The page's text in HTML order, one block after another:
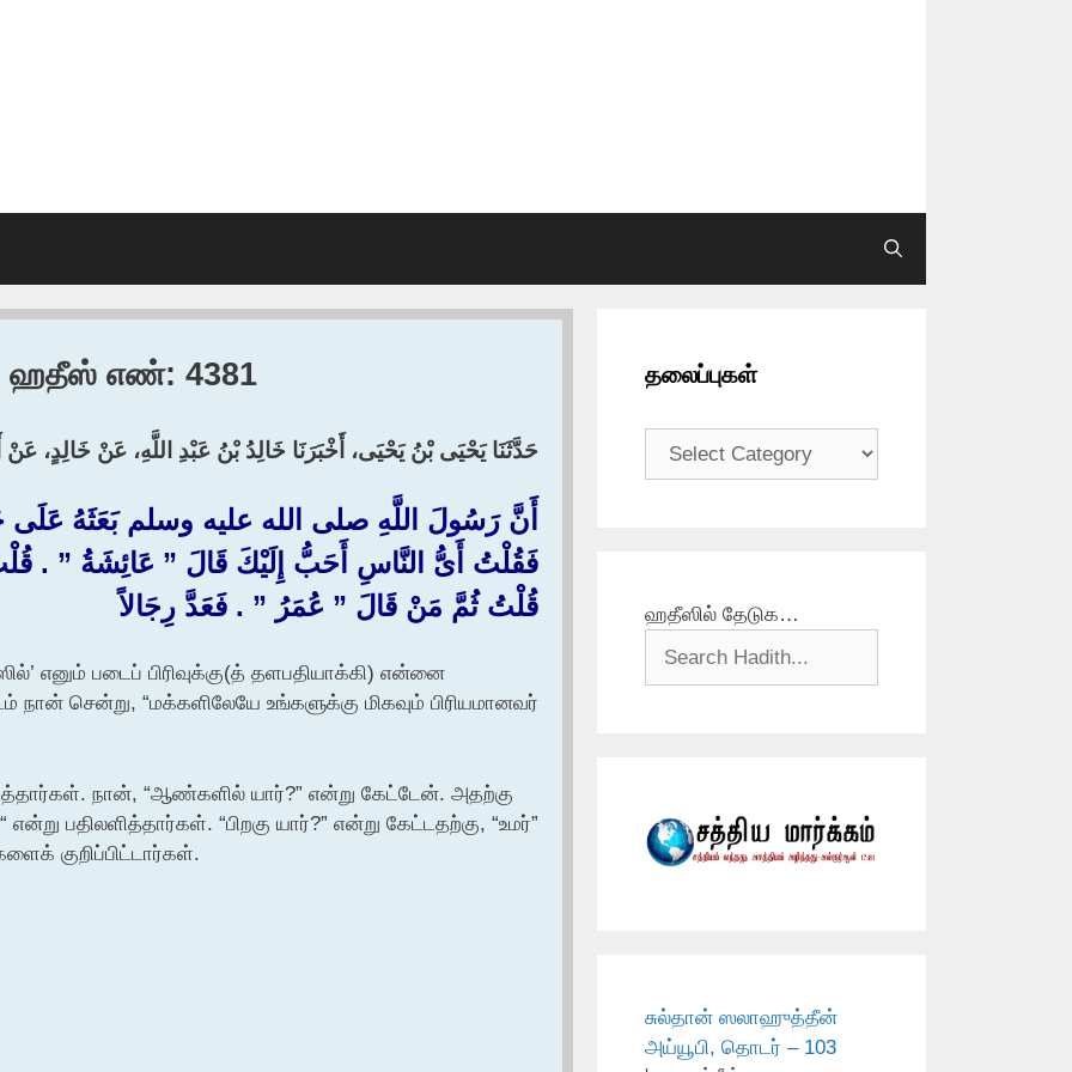
ஹதீஸ் எண்: 4381
حَدَّثَنَا يَحْيَى بْنُ يَحْيَى، أَخْبَرَنَا خَالِدُ بْنُ عَبْدِ اللَّهِ، عَنْ خَالِدٍ،
أَنَّ رَسُولَ اللَّهِ صلى الله عليه وسلم بَعَثَهُ
فَقُلْتُ أَىُّ النَّاسِ أَحَبُّ إِلَيْكَ قَالَ ‏”‏ عَائِشَةُ ‏”‏ ‏.‏
قُلْتُ ثُمَّ مَنْ قَالَ ‏”‏ عُمَرُ ‏”‏ ‏.‏ فَعَدَّ رِجَالاً
எனும் படைப் பிரிவுக்கு(த் தளபதியாக்கி) என்னை
சென்று, “மக்களிலேயே உங்களுக்கு மிகவும் பிரியமானவர்
நான், “ஆண்களில் யார்?” என்று கேட்டேன். அதற்கு
பதிலளித்தார்கள். “பிறகு யார்?” என்று கேட்டதற்கு, “உமர்”
குறிப்பிட்டார்கள்.
தலைப்புகள்
தலைப்புகள்
ஹதீஸில் தேடுக…
சுல்தான் ஸலாஹுத்தீன்
அய்யூபி, தொடர் – 103